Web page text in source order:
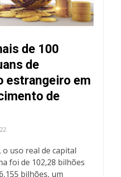
de 100
de
estrangeiro em
de
o uso real de capital
foi de 102,28 bilhões
bilhões, um